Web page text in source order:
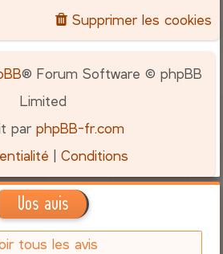
Supprimer les cookies
® Forum Software © phpBB
Limited
parphpBB-fr.com
|Conditions
Vos avis
tous les avis